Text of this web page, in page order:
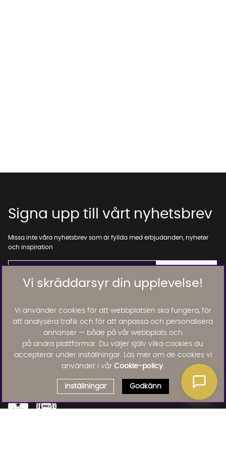
Vi skräddarsyr din upplevelse!
Vi använder cookies för att webbplatsen ska fungera, för
att analysera trafik och för att anpassa och personalisera
annonser — både på vår webbplats och
på andra plattformar. Du väljer själv vilka cookies du
accepterar under inställningar. Läs mer om de cookies vi
använder i vår Cookie-policy.
Inställningar Godkänn
Signa upp till vårt nyhetsbrev
Missa inte våra nyhetsbrev som är fyllda med erbjudanden, nyheter
och inspiration